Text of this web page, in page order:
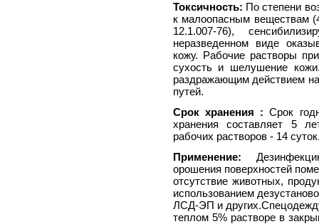
Токсичность: По степени
к малоопасным веществам
12.1.007-76),
неразведенном виде
кожу. Рабочие растворы
сухость и шелушение
раздражающим действием
путей.
Срок хранения : Срок
хранения составляет 5
рабочих растворов - 14
Применение:
орошения поверхностей
отсутствие животных,
использованием
ЛСД-ЭП и
теплом 5% растворе в